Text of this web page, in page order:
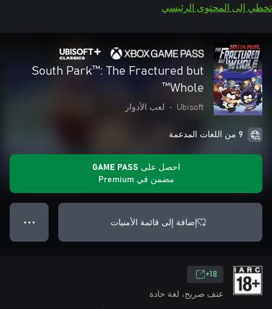
تخطي إلى المحتوى الرئيسي
South Park™: The Fractured but
Whole™
Ubisoft
• لعب الأدوار
9 من اللغات المدعمة
احصل على GAME PASS
مضمن في Premium
إضافة إلى قائمة الأمنيات ● ● ●
18+
عنف صريح، لغة حادة